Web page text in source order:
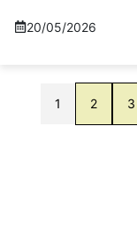
20/05/2026
1 2 3